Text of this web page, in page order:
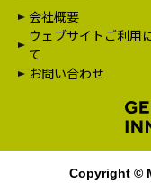
会社概要
ウェブサイトご利用
て
お問い合わせ
Copyright ©